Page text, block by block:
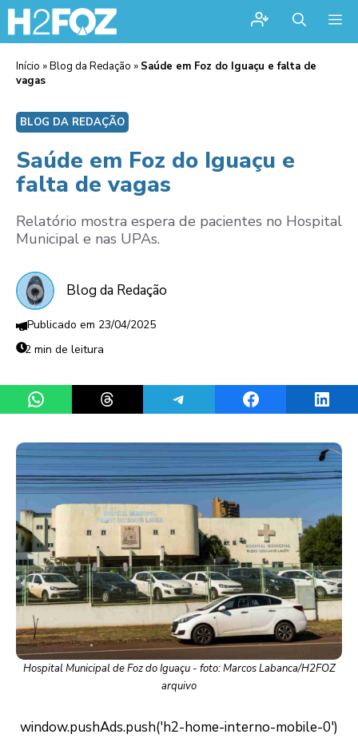
Início »Blog da Redação » Saúde em Foz do Iguaçu e falta de
vagas
BLOG DA REDAÇÃO
Saúde em Foz do Iguaçu e
falta de vagas
Relatório mostra espera de pacientes no Hospital
Municipal e nas UPAs.
Blog da Redação
23/04/2025
2 min de leitura
Share on WhatsAppShare on ThreadsShare on TelegramShare on Facebook
Hospital Municipal de Foz do Iguaçu - foto: Marcos Labanca/H2FOZ
arquivo